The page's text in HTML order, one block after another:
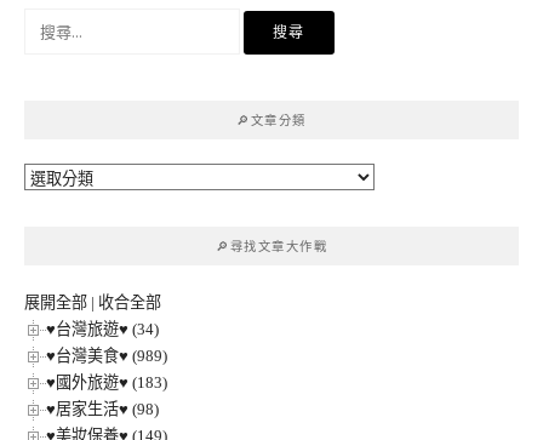
🔎文章分類
🔎
🔎尋找文章大作戰
展開全部 | 收合全部
♥台灣旅遊♥ (34)
♥台灣美食♥ (989)
♥國外旅遊♥ (183)
♥居家生活♥ (98)
♥美妝保養♥ (149)